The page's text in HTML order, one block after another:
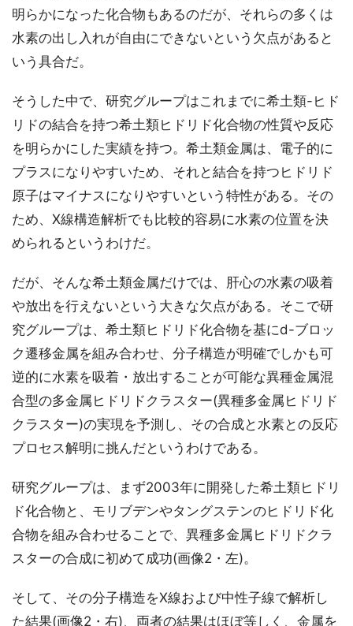
明らかになった化合物もあるのだが、それらの多くは
水素の出し入れが自由にできないという欠点があると
いう具合だ。
そうした中で、研究グループはこれまでに希土類-ヒド
リドの結合を持つ希土類ヒドリド化合物の性質や反応
を明らかにした実績を持つ。希土類金属は、電子的に
プラスになりやすいため、それと結合を持つヒドリド
原子はマイナスになりやすいという特性がある。その
ため、X線構造解析でも比較的容易に水素の位置を決
められるというわけだ。
だが、そんな希土類金属だけでは、肝心の水素の吸着
や放出を行えないという大きな欠点がある。そこで研
究グループは、希土類ヒドリド化合物を基にd-ブロッ
ク遷移金属を組み合わせ、分子構造が明確でしかも可
逆的に水素を吸着・放出することが可能な異種金属混
合型の多金属ヒドリドクラスター(異種多金属ヒドリド
クラスター)の実現を予測し、その合成と水素との反応
プロセス解明に挑んだというわけである。
研究グループは、まず2003年に開発した希土類ヒドリ
ド化合物と、モリブデンやタングステンのヒドリド化
合物を組み合わせることで、異種多金属ヒドリドクラ
スターの合成に初めて成功(画像2・左)。
そして、その分子構造をX線および中性子線で解析し
た結果(画像2・右)、両者の結果はほぼ等しく、金属を